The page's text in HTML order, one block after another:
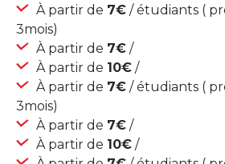
À partir de 7€ / étudiants (
3mois)
À partir de 7€ /
À partir de 10€ /
À partir de 7€ / étudiants (
3mois)
À partir de 7€ /
À partir de 10€ /